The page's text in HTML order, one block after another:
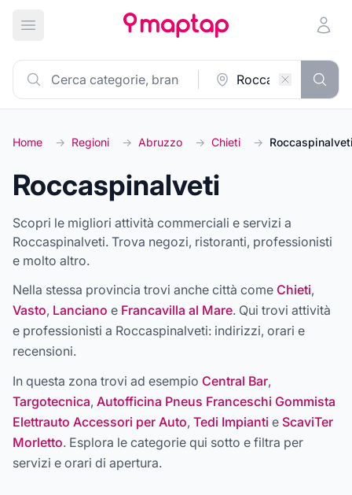
Apri menu principale
Home → Regioni → Abruzzo → Chieti →
Roccaspinalveti
Scopri le migliori attività commerciali e servizi a
Roccaspinalveti. Trova negozi, ristoranti, professionisti
e molto altro.
Nella stessa provincia trovi anche città come Chieti,
Vasto, Lanciano e Francavilla al Mare. Qui trovi attività
e professionisti a Roccaspinalveti: indirizzi, orari e
recensioni.
In questa zona trovi ad esempio Central Bar,
Targotecnica, Autofficina Pneus Franceschi Gommista
Elettrauto Accessori per Auto, Tedi Impianti e ScaviTer
Morletto. Esplora le categorie qui sotto e filtra per
servizi e orari di apertura.